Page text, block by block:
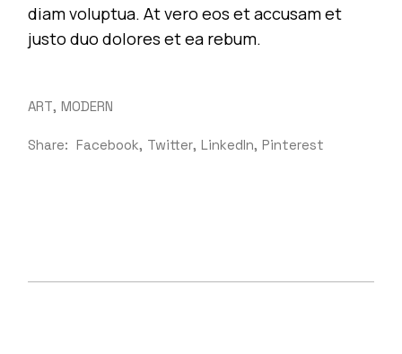
diam voluptua. At vero eos et accusam et
justo duo dolores et ea rebum.
ART MODERN
Share: Facebook Twitter LinkedIn Pinterest